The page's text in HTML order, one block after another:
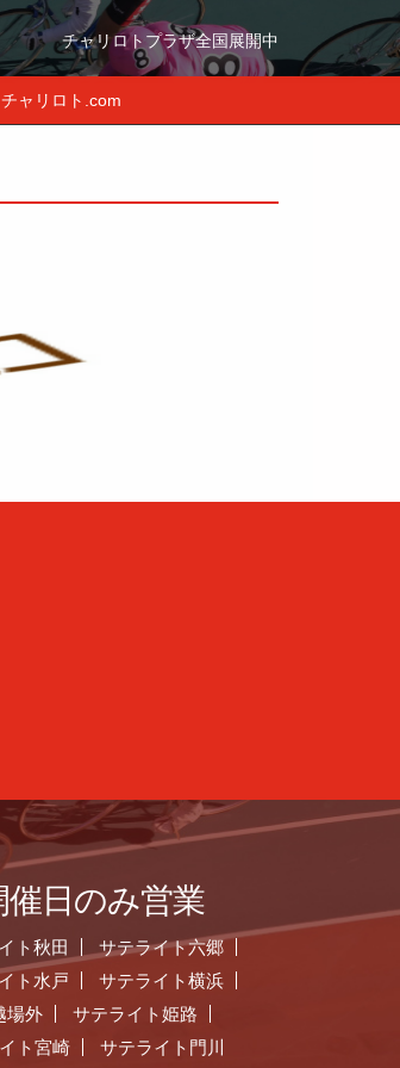
チャリロトプラザ全国展開中
チャリロト.com
日のみ営業
ト秋田
サテライト六郷
ト水戸
サテライト横浜
場外
サテライト姫路
ト宮崎 サテライト門川